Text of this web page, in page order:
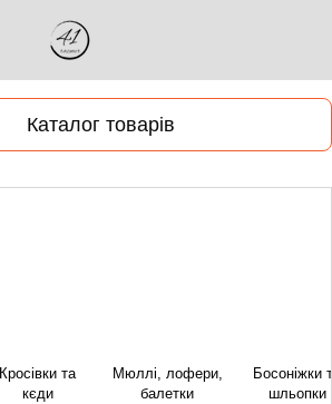
Каталог товарів
Кросівки та
кєди
Мюллі, лофери,
балетки
Босоніжки
шльопки